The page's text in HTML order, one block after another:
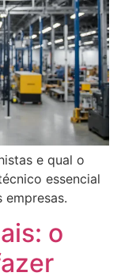
e qual o
essencial
empresas.
o